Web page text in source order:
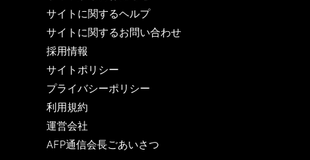
サイトに関するヘルプ
サイトに関するお問い合わせ
採用情報
サイトポリシー
プライバシーポリシー
利用規約
運営会社
AFP通信会長ごあいさつ